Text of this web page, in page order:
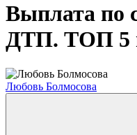
Выплата по
ДТП. ТОП 5
Любовь Болмосова